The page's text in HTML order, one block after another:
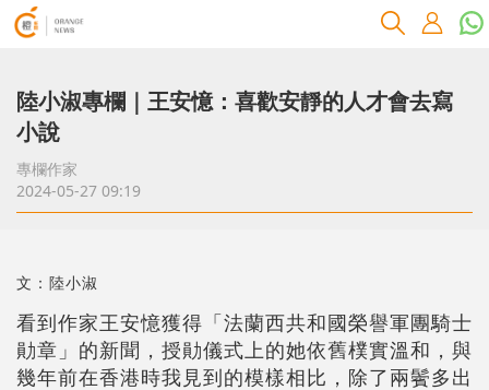
陸小淑專欄｜王安憶：喜歡安靜的人才會去寫
小說
專欄作家
2024-05-27 09:19
文：陸小淑
看到作家王安憶獲得「法蘭西共和國榮譽軍團騎士
勛章」的新聞，授勛儀式上的她依舊樸實溫和，與
幾年前在香港時我見到的模樣相比，除了兩鬢多出